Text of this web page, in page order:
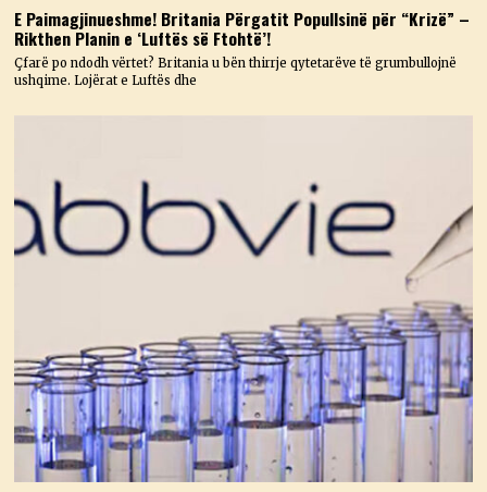
E Paimagjinueshme! Britania Përgatit Popullsinë për “Krizë” –
Rikthen Planin e ‘Luftës së Ftohtë’!
Çfarë po ndodh vërtet? Britania u bën thirrje qytetarëve të grumbullojnë
ushqime. Lojërat e Luftës dhe